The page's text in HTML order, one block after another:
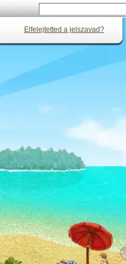
Elfelejtetted a jelszavad?